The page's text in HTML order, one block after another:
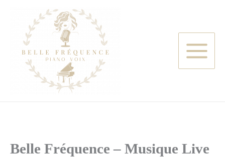
Belle Fréquence – Musique Live